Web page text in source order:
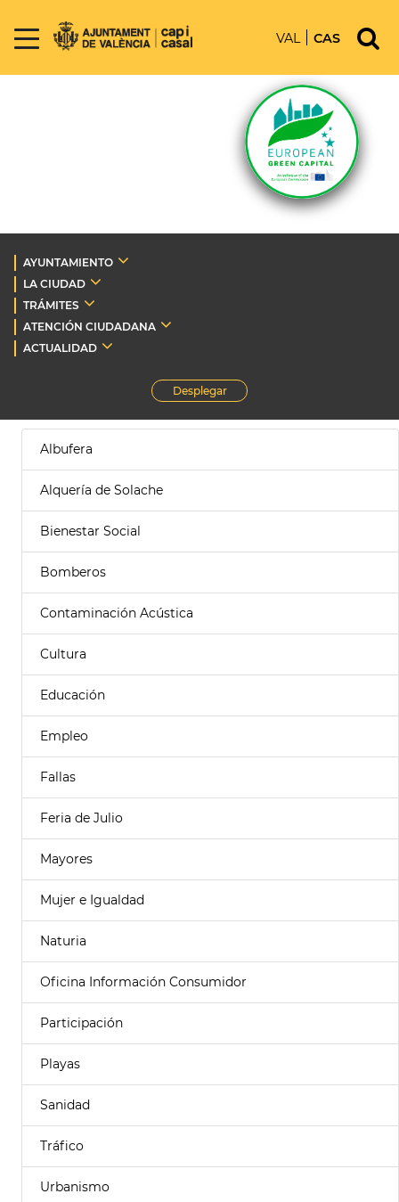
VAL CAS
AYUNTAMIENTO
LA CIUDAD
TRÁMITES
ATENCIÓN CIUDADANA
ACTUALIDAD
Desplegar
Albufera
Alquería de Solache
Bienestar Social
Bomberos
Contaminación Acústica
Cultura
Educación
Empleo
Fallas
Feria de Julio
Mayores
Mujer e Igualdad
Naturia
Oficina Información Consumidor
Participación
Playas
Sanidad
Tráfico
Urbanismo